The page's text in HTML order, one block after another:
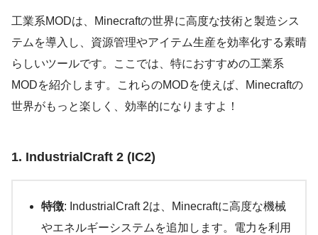
工業系MODは、Minecraftの世界に高度な技術と製造シス
テムを導入し、資源管理やアイテム生産を効率化する素晴
らしいツールです。ここでは、特におすすめの工業系
MODを紹介します。これらのMODを使えば、Minecraftの
世界がもっと楽しく、効率的になりますよ！
1. IndustrialCraft 2 (IC2)
特徴: IndustrialCraft 2は、Minecraftに高度な機械
やエネルギーシステムを追加します。電力を利用